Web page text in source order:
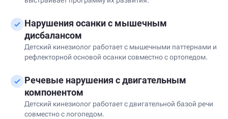
Нарушения осанки с мышечным
дисбалансом
Детский кинезиолог работает с мышечными паттернами и
рефлекторной основой осанки совместно с ортопедом.
Речевые нарушения с двигательным
компонентом
Детский кинезиолог работает с двигательной базой речи
совместно с логопедом.